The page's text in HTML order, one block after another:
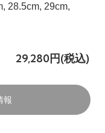
28.5cm, 29cm,
29,280円(税込)
報